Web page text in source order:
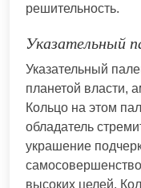
решительность.
Указательный
Указательный
планетой власти,
Кольцо на этом
обладатель
украшение
высоких целей.